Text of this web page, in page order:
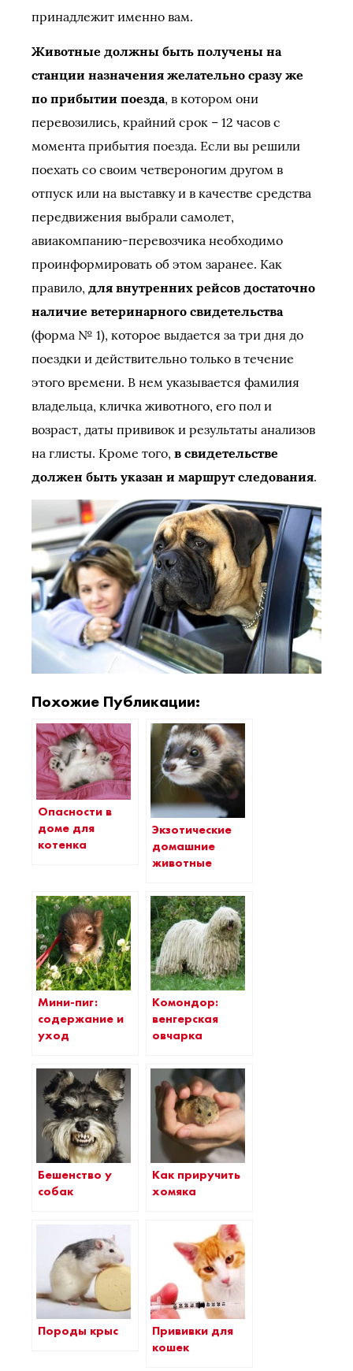
принадлежит именно вам.
Животные должны быть получены на
станции назначения желательно сразу же
по прибытии поезда, в котором они
перевозились, крайний срок – 12 часов с
момента прибытия поезда. Если вы решили
поехать со своим четвероногим другом в
отпуск или на выставку и в качестве средства
передвижения выбрали самолет,
авиакомпанию-перевозчика необходимо
проинформировать об этом заранее. Как
правило, для внутренних рейсов достаточно
наличие ветеринарного свидетельства
(форма № 1), которое выдается за три дня до
поездки и действительно только в течение
этого времени. В нем указывается фамилия
владельца, кличка животного, его пол и
возраст, даты прививок и результаты анализов
на глисты. Кроме того, в свидетельстве
должен быть указан и маршрут следования.
Похожие Публикации:
Опасности в
доме для
котенка
Экзотические
домашние
животные
Мини-пиг:
содержание и
уход
Комондор:
венгерская
овчарка
Бешенство у
собак
Как приручить
хомяка
Породы крыс
Прививки для
кошек